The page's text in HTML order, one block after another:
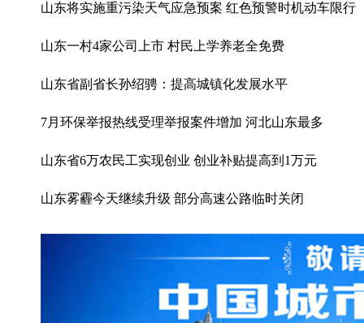
山东将实施重污染天气应急预案 红色预警时机动车限行
山东一村4家公司上市 村民上学养老全免费
山东省副省长孙绍骋：提高城镇化发展水平
7月环保举报热线受理举报案件增加 河北山东最多
山东省6万农民工实现创业 创业补贴提高到1万元
山东雾霾今天继续升级 部分高速公路临时关闭